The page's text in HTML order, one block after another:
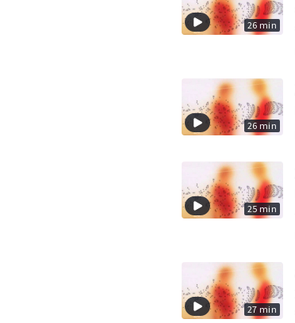
26 min
26 min
25 min
27 min